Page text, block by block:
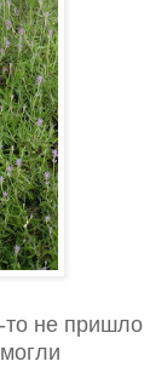
то не пришло